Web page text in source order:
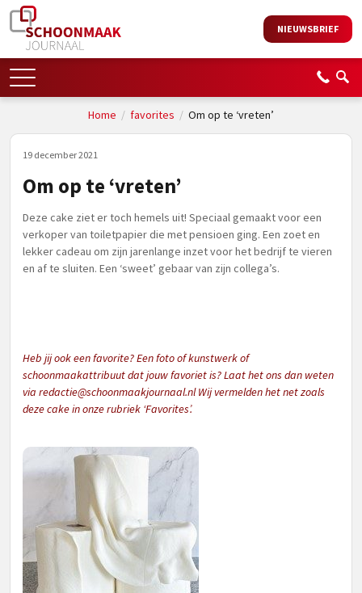
NIEUWSBRIEF
Home / favorites / Om op te ‘vreten’
19 december 2021
Om op te ‘vreten’
Deze cake ziet er toch hemels uit! Speciaal gemaakt voor een
verkoper van toiletpapier die met pensioen ging. Een zoet en
lekker cadeau om zijn jarenlange inzet voor het bedrijf te vieren
en af te sluiten. Een ‘sweet’ gebaar van zijn collega’s.
Heb jij ook een favorite? Een foto of kunstwerk of
schoonmaakattribuut dat jouw favoriet is? Laat het ons dan weten
via redactie@schoonmaakjournaal.nlWij vermelden het net zoals
deze cake in onze rubriek ‘Favorites’.